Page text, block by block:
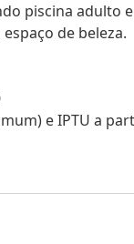
piscina adulto
de beleza.
e IPTU a